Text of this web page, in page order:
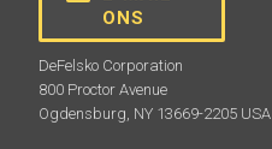
ONS
DeFelsko Corporation
800 Proctor Avenue
Ogdensburg, NY 13669-2205 USA